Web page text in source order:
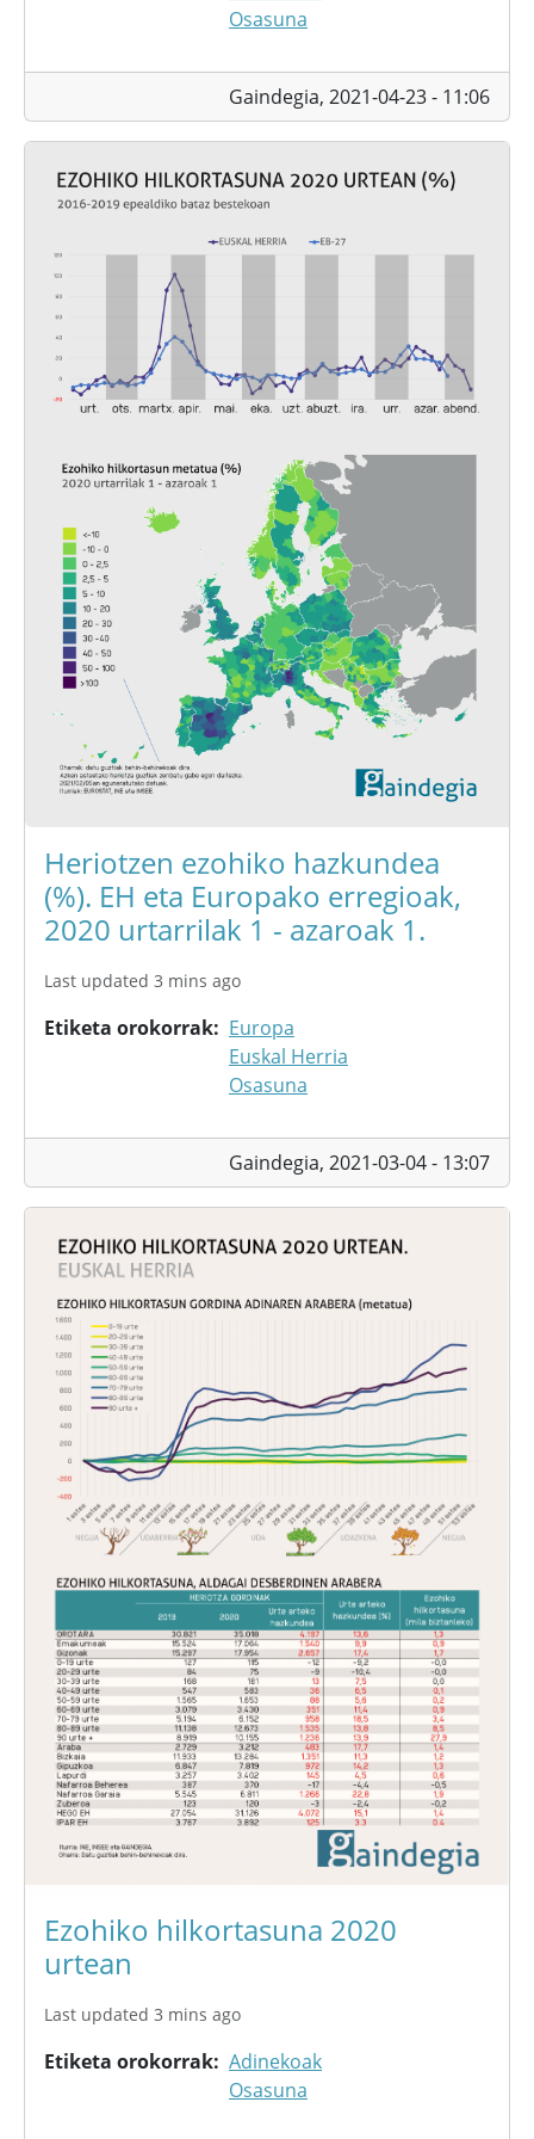
Osasuna
Gaindegia, 2021-04-23 - 11:06
Heriotzen ezohiko hazkundea
(%). EH eta Europako erregioak,
2020 urtarrilak 1 - azaroak 1.
Last updated 3 mins ago
Etiketa orokorrak
Europa
Euskal Herria
Osasuna
Gaindegia, 2021-03-04 - 13:07
Ezohiko hilkortasuna 2020
urtean
Last updated 3 mins ago
Etiketa orokorrak Adinekoak
Osasuna